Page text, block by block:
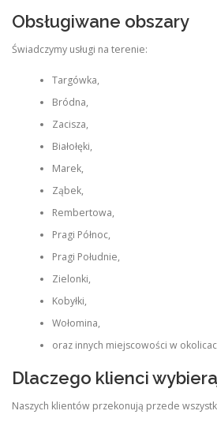
Obsługiwane obszary
Świadczymy usługi na terenie:
Targówka,
Bródna,
Zacisza,
Białołęki,
Marek,
Ząbek,
Rembertowa,
Pragi Północ,
Pragi Południe,
Zielonki,
Kobyłki,
Wołomina,
oraz innych miejscowości w
Dlaczego klienci
Naszych klientów przekonują przede